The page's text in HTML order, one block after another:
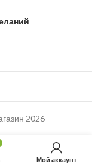
2026
Мой аккаунт